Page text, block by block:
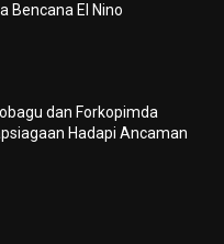
Bencana El Nino
dan Forkopimda
Hadapi Ancaman